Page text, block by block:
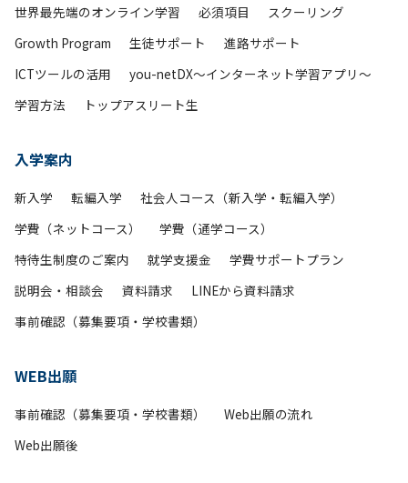
世界最先端のオンライン学習 必須項目
スクーリング
Growth Program
生徒サポート
進路サポート
ICTツールの活用
you-netDX～インターネット学習アプリ～
学習方法
トップアスリート生
入学案内
新入学 転編入学
社会人コース（新入学・転編入学）
学費（ネットコース）
学費（通学コース）
特待生制度のご案内
就学支援金
学費サポートプラン
説明会・相談会
資料請求
LINEから資料請求
事前確認（募集要項・学校書類）
WEB出願
事前確認（募集要項・学校書類）
Web出願の流れ
Web出願後